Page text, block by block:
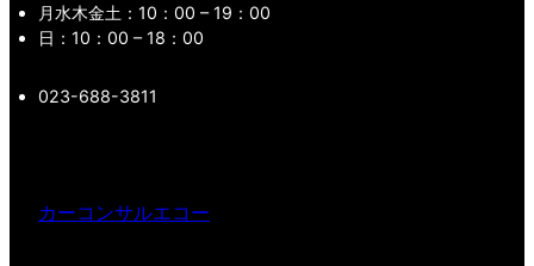
月水木金土：10：00 – 19：00
日：10：00 – 18：00
023-688-3811
カーコンサルエコー